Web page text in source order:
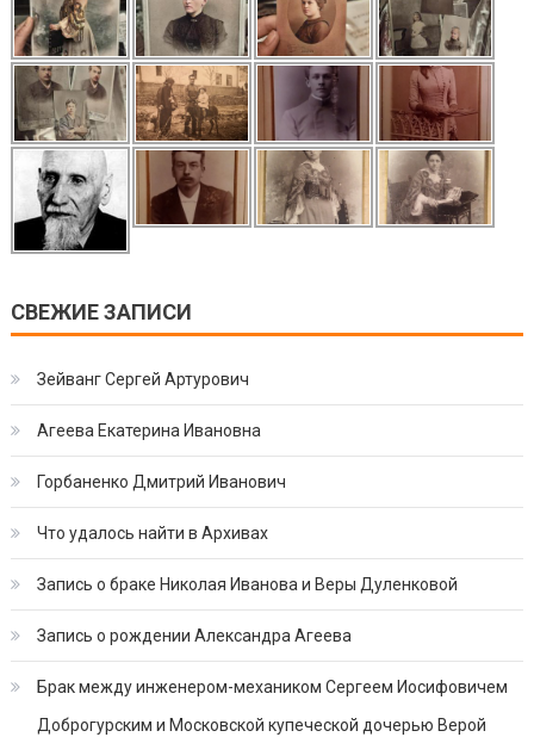
СВЕЖИЕ ЗАПИСИ
Зейванг Сергей Артурович
Агеева Екатерина Ивановна
Горбаненко Дмитрий Иванович
Что удалось найти в Архивах
Запись о браке Николая Иванова и Веры Дуленковой
Запись о рождении Александра Агеева
Брак между инженером-механиком Сергеем Иосифовичем
Доброгурским и Московской купеческой дочерью Верой